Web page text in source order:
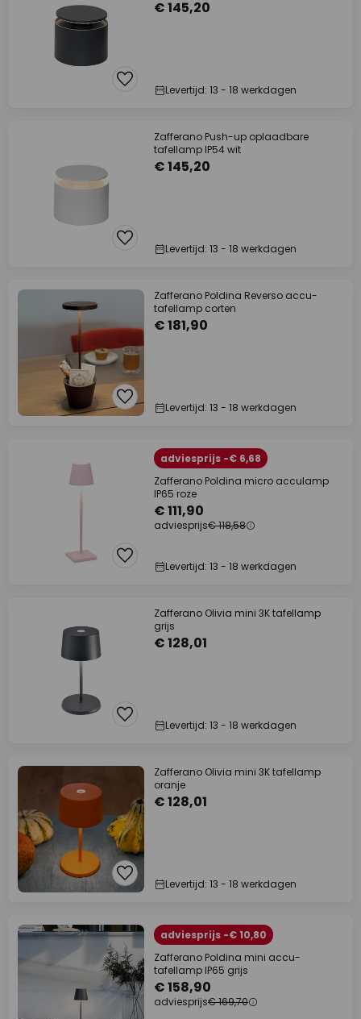
€ 145,20
Levertijd: 13 - 18 werkdagen
Zafferano Push-up oplaadbare
tafellamp IP54 wit
€ 145,20
Levertijd: 13 - 18 werkdagen
Zafferano Poldina Reverso accu-
tafellamp corten
€ 181,90
Levertijd: 13 - 18 werkdagen
adviesprijs -€ 6,68
Zafferano Poldina micro acculamp
IP65 roze
€ 111,90
adviesprijs€ 118,58
Levertijd: 13 - 18 werkdagen
Zafferano Olivia mini 3K tafellamp
grijs
€ 128,01
Levertijd: 13 - 18 werkdagen
Zafferano Olivia mini 3K tafellamp
oranje
€ 128,01
Levertijd: 13 - 18 werkdagen
adviesprijs -€ 10,80
Zafferano Poldina mini accu-
tafellamp IP65 grijs
€ 158,90
adviesprijs€ 169,70